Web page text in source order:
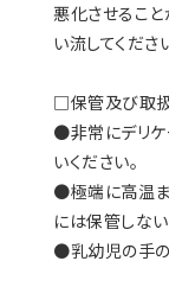
悪化させるこ
い流してくださ
□保管及び取
●非常にデリ
いください。
●極端に高温
には保管しない
●乳幼児の手の